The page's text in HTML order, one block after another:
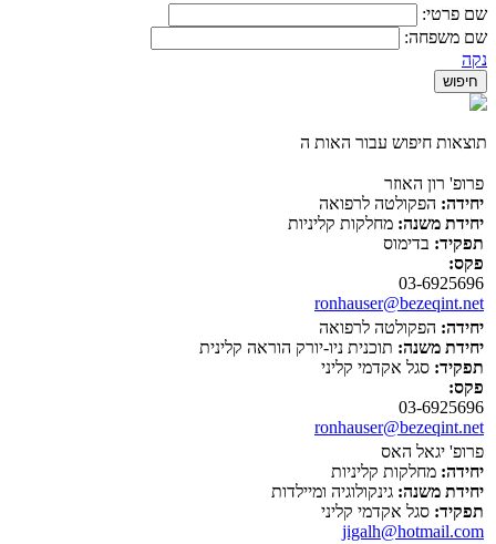
שם פרטי:
שם משפחה:
נקה
תוצאות חיפוש עבור האות ה
פרופ' רון האוזר
יחידה: הפקולטה לרפואה
יחידת משנה: מחלקות קליניות
תפקיד: בדימוס
פקס:
03-6925696
ronhauser@bezeqint.net
יחידה: הפקולטה לרפואה
יחידת משנה: תוכנית ניו-יורק הוראה קלינית
תפקיד: סגל אקדמי קליני
פקס:
03-6925696
ronhauser@bezeqint.net
פרופ' יגאל האס
יחידה: מחלקות קליניות
יחידת משנה: גינקולוגיה ומיילדות
תפקיד: סגל אקדמי קליני
jigalh@hotmail.com